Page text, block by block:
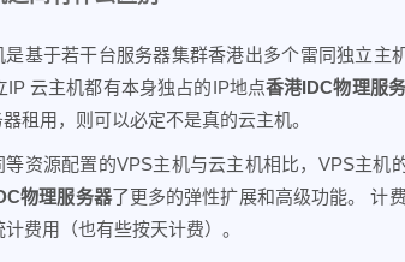
基于若干台服务器集群香港出多个雷同独立主
云主机都有本身独占的IP地点香港IDC物理服
租用，则可以必定不是真的云主机。
资源配置的VPS主机与云主机相比，VPS主机
物理服务器了更多的弹性扩展和高级功能。 计
费用（也有些按天计费）。